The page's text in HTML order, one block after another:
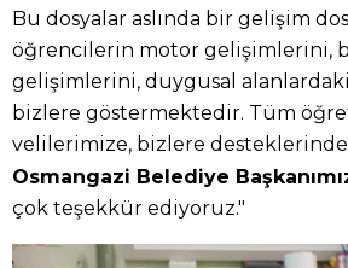
Bu dosyalar aslında bir gelişim
öğrencilerin motor gelişimlerini,
gelişimlerini, duygusal
bizlere göstermektedir. Tüm
velilerimize, bizlere
Osmangazi Belediye
çok teşekkür ediyoruz."